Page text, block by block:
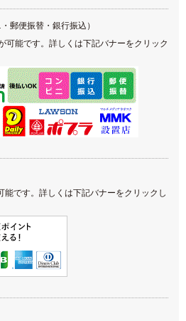
郵便振替・銀行振込）
可能です。詳しくは下記バナーをクリック
能です。詳しくは下記バナーをクリックし